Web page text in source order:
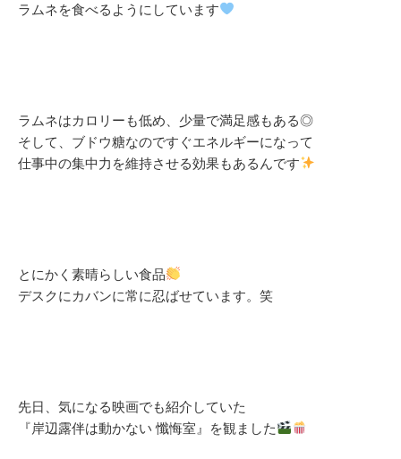
ラムネを食べるようにしています
ラムネはカロリーも低め、少量で満足感もある◎
そして、ブドウ糖なのですぐエネルギーになって
仕事中の集中力を維持させる効果もあるんです
とにかく素晴らしい食品
デスクにカバンに常に忍ばせています。笑
先日、気になる映画でも紹介していた
『岸辺露伴は動かない 懺悔室』を観ました